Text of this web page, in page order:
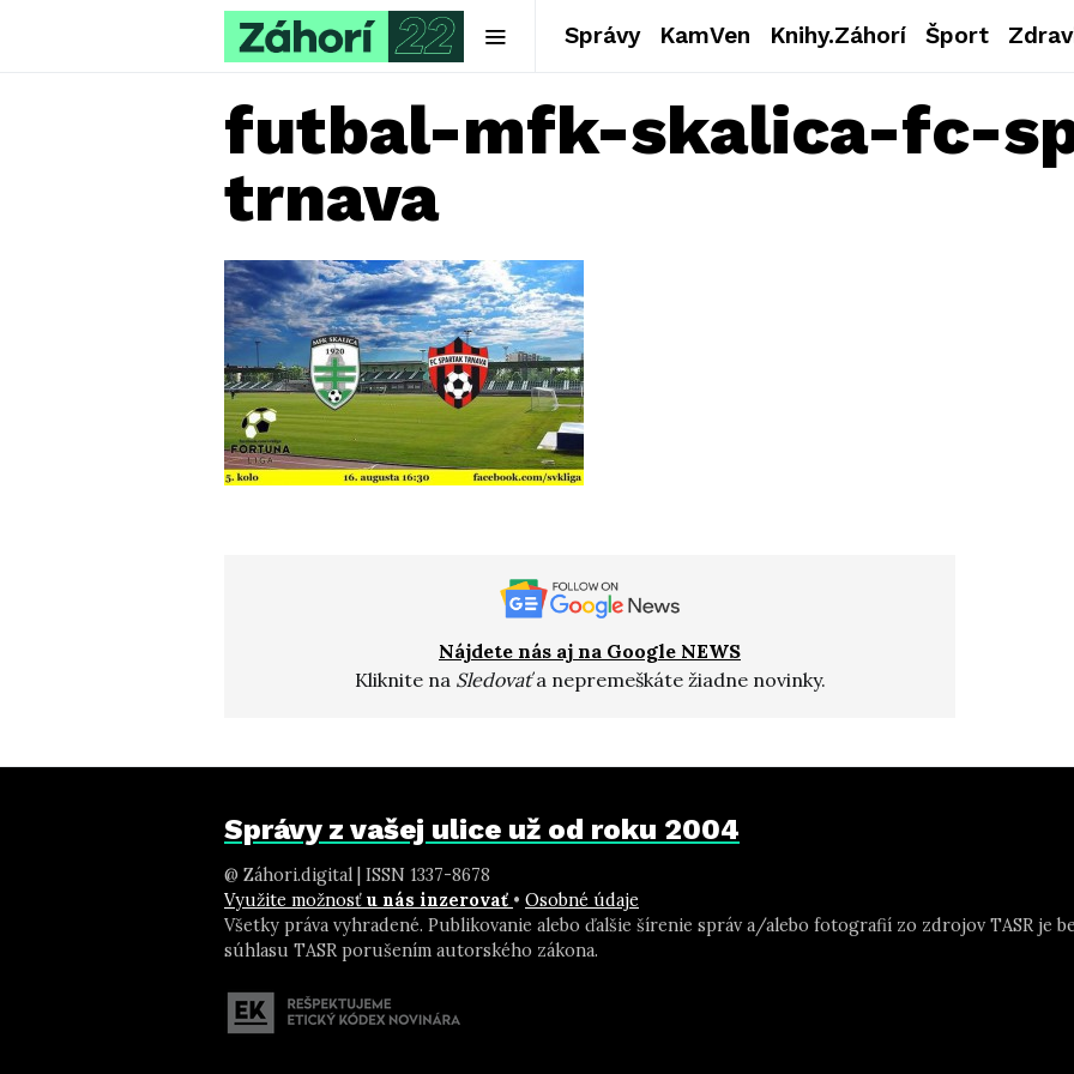
Správy KamVen Knihy.Záhorí Šport
futbal-mfk-skalica-fc-
trnava
Nájdete nás aj na Google NEWS
Kliknite na Sledovaťa nepremeškáte žiadne novinky.
Správy z vašej ulice už od roku 2004
@ Záhori.digital | ISSN 1337-8678
Využite možnosť u nás inzerovať • Osobné údaje
Všetky práva vyhradené. Publikovanie alebo ďalšie šírenie správ a/alebo fotografií zo zdrojov TASR je
súhlasu TASR porušením autorského zákona.